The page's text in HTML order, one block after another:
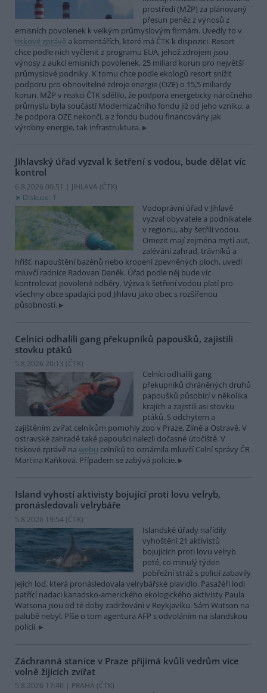
prostředí (MŽP) za plánovaný
přesun peněz z výnosů z
emisních povolenek k velkým průmyslovým firmám. Uvedly to v
tiskové zprávě a komentářích, které má ČTK k dispozici. Resort
chce podle nich vyčlenit z programu EUA, jehož zdrojem jsou
výnosy z aukcí emisních povolenek, 25 miliard korun pro největší
průmyslové podniky. K tomu chce podle ekologů resort snížit
podporu pro obnovitelné zdroje energie (OZE) o 15,5 miliardy
korun. MŽP v reakci ČTK sdělilo, že podpora energeticky náročného
průmyslu byla součástí Modernizačního fondu již od jeho vzniku, a
že podpora OZE nekončí, a z fondu budou financovány jak
výrobny energie, tak infrastruktura.
Jihlavský úřad vyzval k šetření s vodou, bude dělat víc
kontrol
6.8.2026 00:51 | JIHLAVA (ČTK)
Diskuse: 1
Vodoprávní úřad v Jihlavě
vyzval obyvatele a podnikatele
v regionu, aby šetřili vodou.
Omezit mají zejména mytí aut,
zalévání zahrad, trávníků a
hřišť, napouštění bazénů nebo kropení zpevněných ploch, uvedl
mluvčí radnice Radovan Daněk. Úřad podle něj bude víc
kontrolovat povolené odběry. Výzva k šetření vodou platí pro
všechny obce spadající pod Jihlavu jako obec s rozšířenou
působností.
Celníci odhalili gang překupníků papoušků, zajistili
stovku ptáků
5.8.2026 20:13 (ČTK)
Celníci odhalili gang
překupníků chráněných druhů
papoušků působící v několika
krajích a zajistili asi stovku
ptáků. S odchytem a
zajištěním zvířat celníkům pomohly zoo v Praze, Zlíně a Ostravě. V
ostravské zahradě také papoušci nalezli dočasné útočiště. V
tiskové zprávě na webu celníků to oznámila mluvčí Celní správy ČR
Martina Kaňková. Případem se zabývá policie.
Island vyhostí aktivisty bojující proti lovu velryb,
pronásledovali velrybáře
5.8.2026 19:54 (ČTK)
Islandské úřady nařídily
vyhoštění 21 aktivistů
bojujících proti lovu velryb
poté, co minulý týden
pobřežní stráž s policií zabavily
jejich loď, která pronásledovala velrybářské plavidlo. Pasažéři lodi
patřící nadaci kanadsko-amerického ekologického aktivisty Paula
Watsona jsou od té doby zadržováni v Reykjavíku. Sám Watson na
palubě nebyl. Píše o tom agentura AFP s odvoláním na islandskou
policii.
Záchranná stanice v Praze přijímá kvůli vedrům více
volně žijících zvířat
5.8.2026 17:40 | PRAHA (ČTK)